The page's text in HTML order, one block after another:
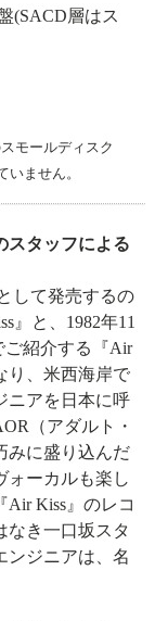
(SACD層はス
モールディスク
いません。
スタッフによる
して発売するの
』と、1982年11
ご紹介する『Air
り、米西海岸で
ニアを日本に呼
（アダルト・
みに盛り込んだ
ォーカルも楽し
Air Kiss』のレコ
なき一口坂スタ
ンジニアは、名